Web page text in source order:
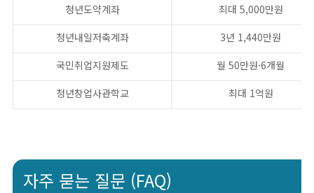
청년도약계좌
최대 5,000만원
청년내일저축계좌
3년 1,440만원
국민취업지원제도
월 50만원·6개월
청년창업사관학교
최대 1억원
자주 묻는 질문 (FAQ)